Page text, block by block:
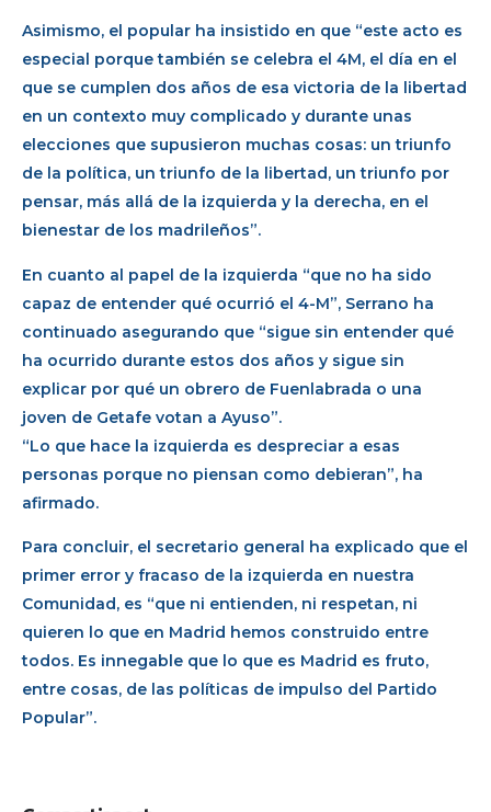
Asimismo, el popular ha insistido en que “este acto es
especial porque también se celebra el 4M, el día en el
que se cumplen dos años de esa victoria de la libertad
en un contexto muy complicado y durante unas
elecciones que supusieron muchas cosas: un triunfo
de la política, un triunfo de la libertad, un triunfo por
pensar, más allá de la izquierda y la derecha, en el
bienestar de los madrileños”.
En cuanto al papel de la izquierda “que no ha sido
capaz de entender qué ocurrió el 4-M”, Serrano ha
continuado asegurando que “sigue sin entender qué
ha ocurrido durante estos dos años y sigue sin
explicar por qué un obrero de Fuenlabrada o una
joven de Getafe votan a Ayuso”.
“Lo que hace la izquierda es despreciar a esas
personas porque no piensan como debieran”, ha
afirmado.
Para concluir, el secretario general ha explicado que el
primer error y fracaso de la izquierda en nuestra
Comunidad, es “que ni entienden, ni respetan, ni
quieren lo que en Madrid hemos construido entre
todos. Es innegable que lo que es Madrid es fruto,
entre cosas, de las políticas de impulso del Partido
Popular”.